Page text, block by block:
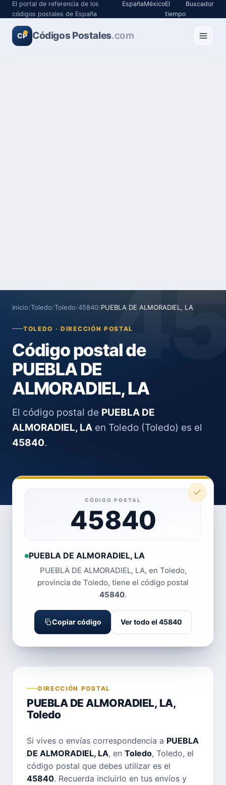
El portal de referencia de los
códigos postales de España
EspañaMéxicoEl
tiempo
Buscador
CP Códigos Postales.com
Inicio/Toledo/Toledo/45840/PUEBLA DE ALMORADIEL, LA
TOLEDO · DIRECCIÓN POSTAL
Código postal de
PUEBLA DE
ALMORADIEL, LA
El código postal de PUEBLA DE
ALMORADIEL, LA en Toledo (Toledo) es el
45840.
CÓDIGO POSTAL
45840
PUEBLA DE ALMORADIEL, LA
PUEBLA DE ALMORADIEL, LA, en Toledo,
provincia de Toledo, tiene el código postal
45840.
Copiar código Ver todo el 45840
DIRECCIÓN POSTAL
PUEBLA DE ALMORADIEL, LA,
Toledo
Si vives o envías correspondencia a PUEBLA
DE ALMORADIEL, LA, en Toledo, Toledo, el
código postal que debes utilizar es el
45840. Recuerda incluirlo en tus envíos y